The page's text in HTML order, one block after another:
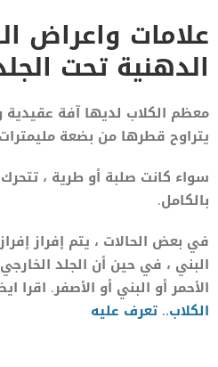
علامات واعراض
الدهنية تحت
معظم الكلاب لديها آفة
يتراوح قطرها من بضعة
سواء كانت صلبة أو طرية ،
بالكامل.
في بعض الحالات ، يتم إفراز
البني ، في حين أن الجلد
الأحمر أو البني أو الأصفر. اقرا
الكلاب.. تعرف عليه